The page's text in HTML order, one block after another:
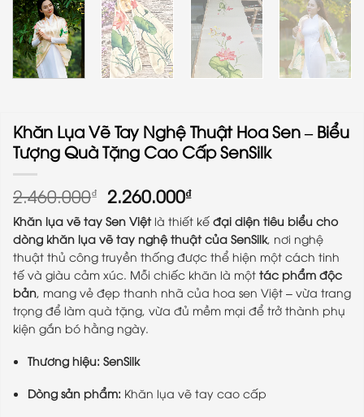
Khăn Lụa Vẽ Tay Nghệ Thuật Hoa Sen – Biểu
Tượng Quà Tặng Cao Cấp SenSilk
2.460.000₫ Giá
gốc
là:
2.460.000₫.
2.260.000₫Giá
hiện
tại
là:
2.260.000₫.
Khăn lụa vẽ tay Sen Việtlà thiết kế đại diện tiêu biểu cho
dòng khăn lụa vẽ tay nghệ thuật của SenSilk, nơi nghệ
thuật thủ công truyền thống được thể hiện một cách tinh
tế và giàu cảm xúc. Mỗi chiếc khăn là một tác phẩm độc
bản, mang vẻ đẹp thanh nhã của hoa sen Việt – vừa trang
trọng để làm quà tặng, vừa đủ mềm mại để trở thành phụ
kiện gắn bó hằng ngày.
Thương hiệu: SenSilk
Dòng sản phẩm: Khăn lụa vẽ tay cao cấp